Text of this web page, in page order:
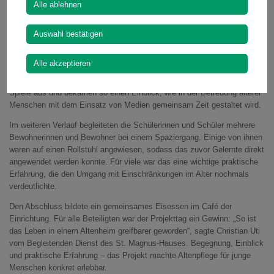
realen Bedingungen.
Der zweite Tag stand ganz im Zeichen des Perspektivwechsels. Mithilfe
eines Alterssimulationsanzugs erfuhren die Jugendlichen am eigenen
Körper, wie sich der altersbedingte Abbau von körperlichen und
geistigen Fähigkeiten anfühlen kann. Besonders gut kam der Aktivtisch
Spiele aus und bekamen so einen Einblick, wie in der Betreuung älterer
Menschen mit dem Einsatz von Medien gemeinsam Zeit gestaltet wird.
Im weiteren Verlauf begleiteten die Schülerinnen und Schüler mehrere
Bewohnerinnen und Bewohner bei einem Spaziergang. Einige von ihnen
waren auf einen Rollstuhl angewiesen, sodass das zuvor Gelernte direkt
angewendet werden konnte. Für viele war das eine wichtige praktische
Erfahrung, die den Umgang mit Einschränkungen im Alter nochmals
verdeutlichte.
Den Abschluss bildete ein gemeinsames Eisessen im Café der
Einrichtung. Für alle Beteiligten war der Projekttag ein Gewinn: „So ist
das Leben in einem Altenheim greifbarer geworden“, sagte Christian Uti
vom Begleitenden Dienst des St. Magnus-Hauses. Begegnung, Einblick
und praktische Erfahrung – das Projekt machte Altenpflege für junge
Menschen konkret erlebbar.
Alle ablehnen
Auswahl bestätigen
Alle akzeptieren